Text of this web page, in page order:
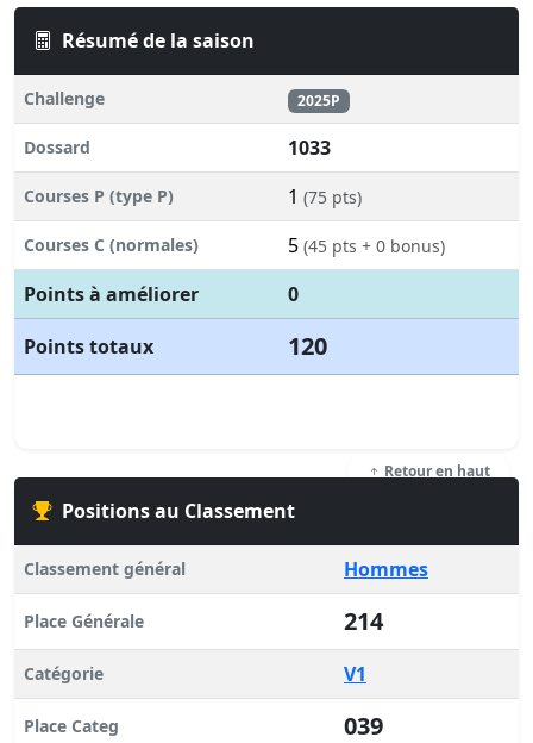
Résumé de la saison
Challenge 2025P
Dossard 1033
Courses P (type P) 1 (75 pts)
Courses C (normales) 5 (45 pts + 0 bonus)
Points à améliorer
0
Points totaux
120
Retour en haut
Positions au Classement
Classement général Hommes
Place Générale 214
Catégorie V1
Place Categ 039